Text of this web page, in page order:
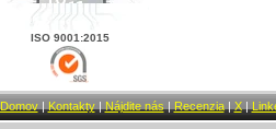
ISO 9001:2015
Domov| Kontakty| Nájdite nás | Recenzia| X|